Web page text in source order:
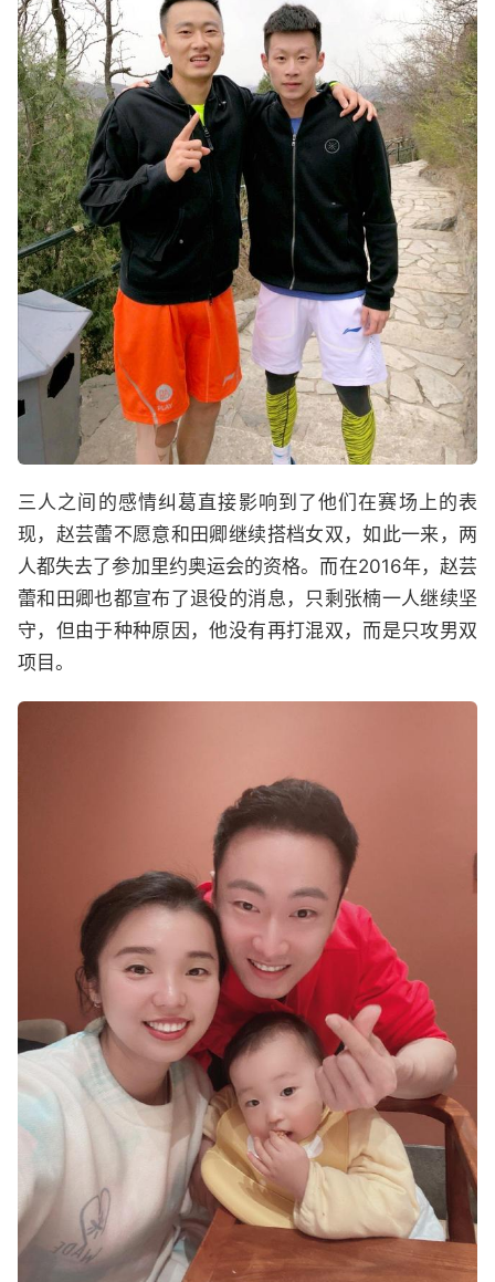
三人之间的感情纠葛直接影响到了他们在赛场上的表
现，赵芸蕾不愿意和田卿继续搭档女双，如此一来，两
人都失去了参加里约奥运会的资格。而在2016年，赵芸
蕾和田卿也都宣布了退役的消息，只剩张楠一人继续坚
守，但由于种种原因，他没有再打混双，而是只攻男双
项目。